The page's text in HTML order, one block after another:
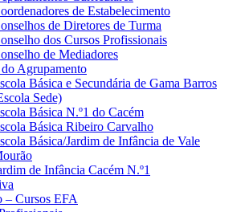
de Estabelecimento
de Diretores de Turma
dos Cursos Profissionais
de Mediadores
Agrupamento
Básica e Secundária de Gama Barros
Sede)
Básica N.º1 do Cacém
Básica Ribeiro Carvalho
Básica/Jardim de Infância de Vale
de Infância Cacém N.º1
– Cursos EFA